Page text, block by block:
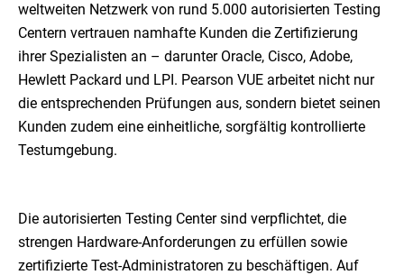
weltweiten Netzwerk von rund 5.000 autorisierten Testing
Centern vertrauen namhafte Kunden die Zertifizierung
ihrer Spezialisten an – darunter Oracle, Cisco, Adobe,
Hewlett Packard und LPI. Pearson VUE arbeitet nicht nur
die entsprechenden Prüfungen aus, sondern bietet seinen
Kunden zudem eine einheitliche, sorgfältig kontrollierte
Testumgebung.
Die autorisierten Testing Center sind verpflichtet, die
strengen Hardware-Anforderungen zu erfüllen sowie
zertifizierte Test-Administratoren zu beschäftigen. Auf